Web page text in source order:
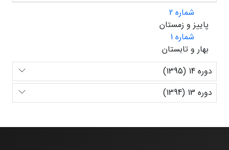
شماره 2
پاییز و زمستان
شماره 1
بهار و تابستان
دوره 14 (1395)
دوره 13 (1394)